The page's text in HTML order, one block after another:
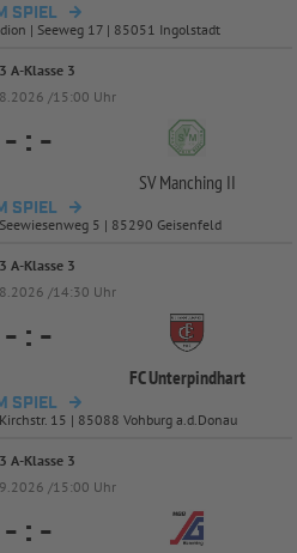
SPIEL
| Seeweg 17 | 85051 Ingolstadt
A-Klasse 3
/15:00 Uhr
- : -
SV Manching II
SPIEL
5 | 85290 Geisenfeld
A-Klasse 3
/14:30 Uhr
- : -
FC Unterpindhart
SPIEL
15 | 85088 Vohburg a.d.Donau
A-Klasse 3
/15:00 Uhr
- : -